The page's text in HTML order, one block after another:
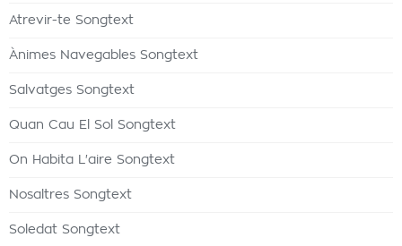
Atrevir-te Songtext
Ànimes Navegables Songtext
Salvatges Songtext
Quan Cau El Sol Songtext
On Habita L'aire Songtext
Nosaltres Songtext
Soledat Songtext